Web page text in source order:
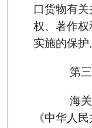
口货物有
权、著作
实施的保护
第三
海关依
《中华人